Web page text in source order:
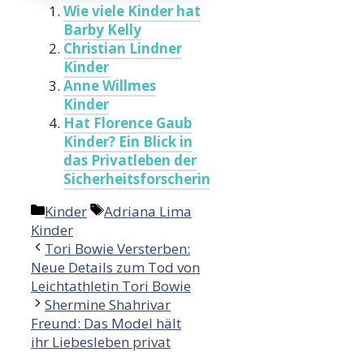
Wie viele Kinder hat
Barby Kelly
Christian Lindner
Kinder
Anne Willmes
Kinder
Hat Florence Gaub
Kinder? Ein Blick in
das Privatleben der
Sicherheitsforscherin
Categories
Kinder Tags
Adriana Lima
Kinder
Tori Bowie Versterben:
Neue Details zum Tod von
Leichtathletin Tori Bowie
Shermine Shahrivar
Freund: Das Model hält
ihr Liebesleben privat